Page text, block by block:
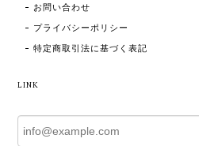
お問い合わせ
プライバシーポリシー
特定商取引法に基づく表記
LINK